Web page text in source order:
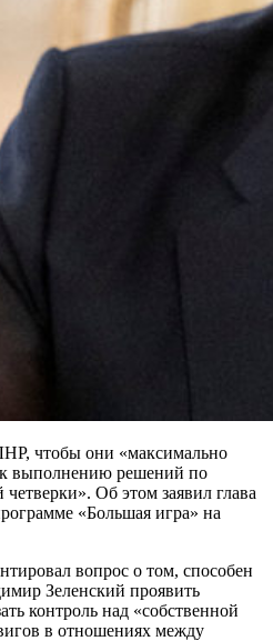
чтобы они «максимально
к выполнению решений по
Об этом заявил глава
«Большая игра» на
вопрос о том, способен
Зеленский проявить
контроль над «собственной
в отношениях между